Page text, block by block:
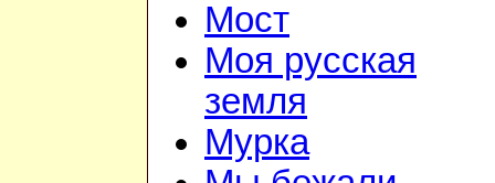
Мост
Моя русская
земля
Мурка